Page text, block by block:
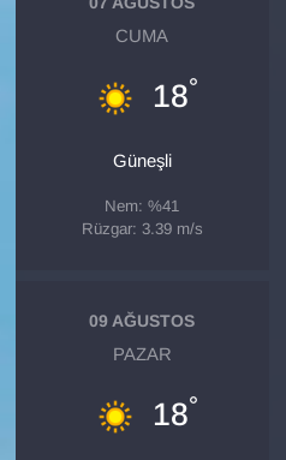
CUMA
18°
Güneşli
Nem: %41
Rüzgar: 3.39 m/s
09 AĞUSTOS
PAZAR
18°
MEDYA
POLİTİKA
RÖPORTAJ
SAĞLIK